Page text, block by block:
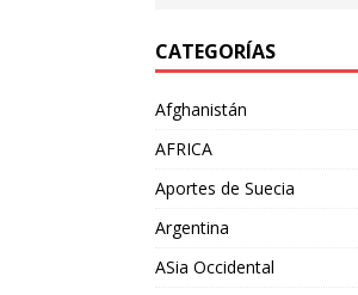
CATEGORÍAS
Afghanistán
AFRICA
Aportes de Suecia
Argentina
ASia Occidental